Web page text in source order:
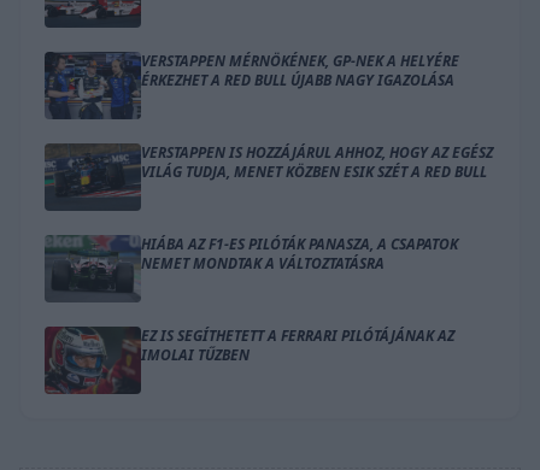
VERSTAPPEN MÉRNÖKÉNEK, GP-NEK A HELYÉRE
ÉRKEZHET A RED BULL ÚJABB NAGY IGAZOLÁSA
VERSTAPPEN IS HOZZÁJÁRUL AHHOZ, HOGY AZ EGÉSZ
VILÁG TUDJA, MENET KÖZBEN ESIK SZÉT A RED BULL
HIÁBA AZ F1-ES PILÓTÁK PANASZA, A CSAPATOK
NEMET MONDTAK A VÁLTOZTATÁSRA
EZ IS SEGÍTHETETT A FERRARI PILÓTÁJÁNAK AZ
IMOLAI TŰZBEN